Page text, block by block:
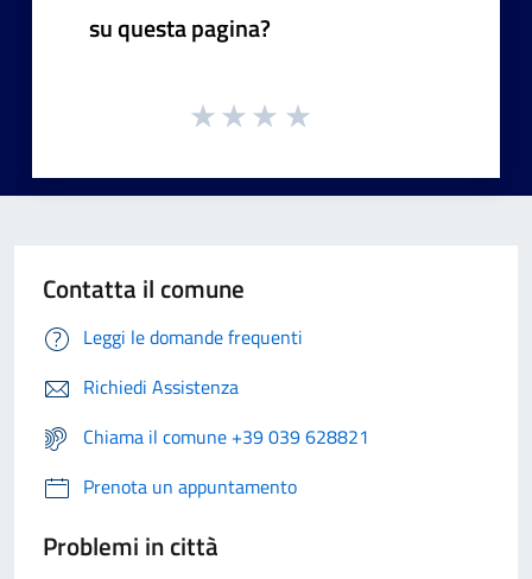
su questa pagina?
Contatta il comune
Leggi le domande frequenti
Richiedi Assistenza
Chiama il comune +39 039 628821
Prenota un appuntamento
Problemi in città